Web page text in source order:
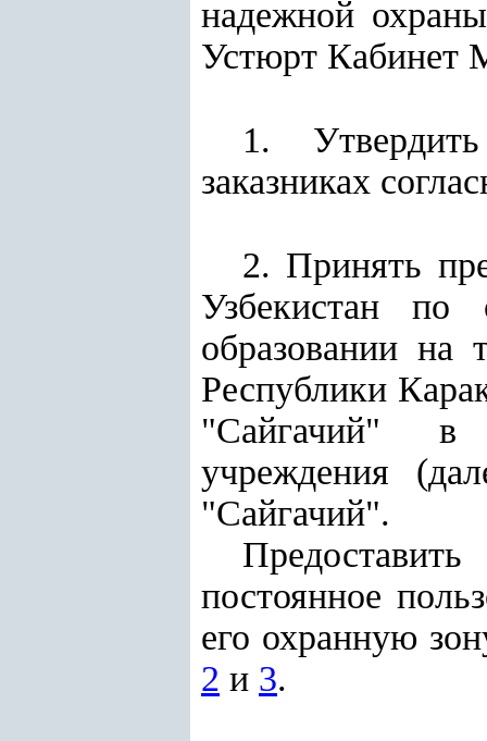
надежной
Устюрт Кабинет
1.
заказниках
2. Принять
Узбекистан
образовании на
Республики
"Сайгачий" в
учреждения
"Сайгачий".
постоянное
его охранную
2 и 3.